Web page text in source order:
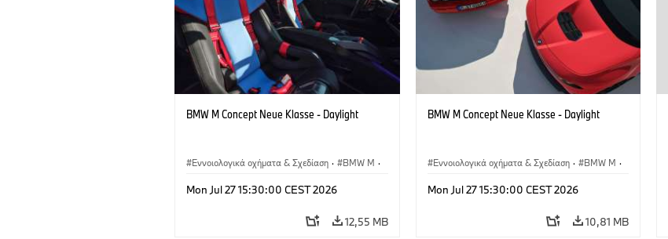
BMW M Concept Neue Klasse - Daylight
Εννοιολογικά οχήματα & Σχεδίαση · BMW M ·
Mon Jul 27 15:30:00 CEST 2026
12,55 MB
BMW M Concept Neue Klasse - Daylight
Εννοιολογικά οχήματα & Σχεδίαση · BMW M ·
Mon Jul 27 15:30:00 CEST 2026
10,81 MB